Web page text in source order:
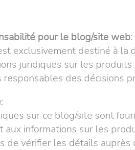
pour le blog/site web:
exclusivement destiné à la
juridiques sur les
responsables des décisions
:
sur ce blog/site sont
aux informations sur les
de vérifier les détails